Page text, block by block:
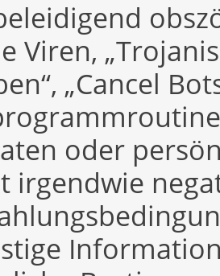
Viren,
„Cancel
oder
irgendwie